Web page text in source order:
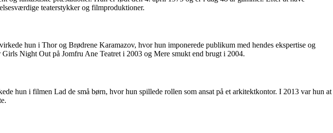
teaterstykker og filmproduktioner.
hun i Thor og Brødrene Karamazov, hvor hun imponerede publikum med hendes ekspertise og
Night Out på Jomfru Ane Teatret i 2003 og Mere smukt end brugt i 2004.
hun i filmen Lad de små børn, hvor hun spillede rollen som ansat på et arkitektkontor. I 2013 var hun at